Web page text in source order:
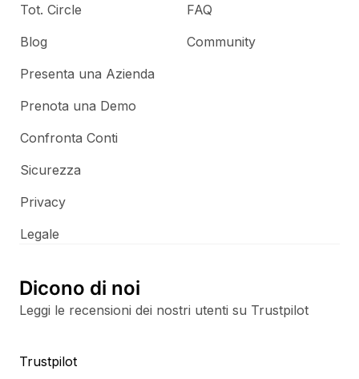
Tot. Circle
Blog
Presenta una Azienda
Prenota una Demo
Confronta Conti
Sicurezza
Privacy
Legale
FAQ
Community
Dicono di noi
Leggi le recensioni dei nostri utenti su Trustpilot
Trustpilot